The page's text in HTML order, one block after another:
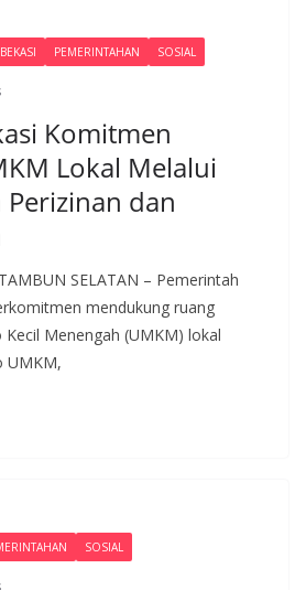
PEMERINTAHAN SOSIAL
Komitmen
Lokal Melalui
dan
SELATAN – Pemerintah
mendukung ruang
Menengah (UMKM) lokal
UMKM,
SOSIAL